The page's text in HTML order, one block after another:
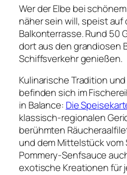
Wer der Elbe bei
näher sein will, speist auf
Balkonterrasse. Rund 50
dort aus den grandiosen
Schiffsverkehr genießen.
Kulinarische Tradition
befinden sich im
in Balance: Die
klassisch-regionalen
berühmten
und dem Mittelstück
Pommery-Senfsauce
exotische Kreationen für